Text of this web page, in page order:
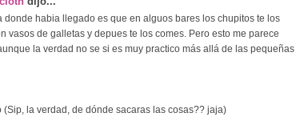
donde habia llegado es que en alguos bares los chupitos te los
vasos de galletas y depues te los comes. Pero esto me parece
la verdad no se si es muy practico más allá de las pequeñas
(Sip, la verdad, de dónde sacaras las cosas?? jaja)